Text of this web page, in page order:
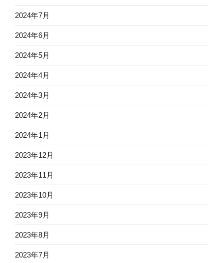
2024年7月
2024年6月
2024年5月
2024年4月
2024年3月
2024年2月
2024年1月
2023年12月
2023年11月
2023年10月
2023年9月
2023年8月
2023年7月